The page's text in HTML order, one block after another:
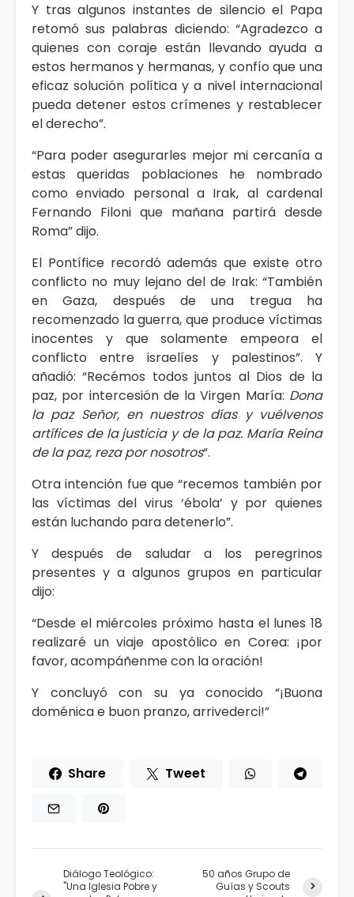
Y tras algunos instantes de silencio el Papa
retomó sus palabras diciendo: “Agradezco a
quienes con coraje están llevando ayuda a
estos hermanos y hermanas, y confío que una
eficaz solución política y a nivel internacional
pueda detener estos crímenes y restablecer
el derecho”.
“Para poder asegurarles mejor mi cercanía a
estas queridas poblaciones he nombrado
como enviado personal a Irak, al cardenal
Fernando Filoni que mañana partirá desde
Roma” dijo.
El Pontífice recordó además que existe otro
conflicto no muy lejano del de Irak: “También
en Gaza, después de una tregua ha
recomenzado la guerra, que produce víctimas
inocentes y que solamente empeora el
conflicto entre israelíes y palestinos”. Y
añadió: “Recémos todos juntos al Dios de la
paz, por intercesión de la Virgen María: Dona
la paz Señor, en nuestros días y vuélvenos
artífices de la justicia y de la paz. María Reina
de la paz, reza por nosotros“.
Otra intención fue que “recemos también por
las víctimas del virus ‘ébola’ y por quienes
están luchando para detenerlo”.
Y después de saludar a los peregrinos
presentes y a algunos grupos en particular
dijo:
“Desde el miércoles próximo hasta el lunes 18
realizaré un viaje apostólico en Corea: ¡por
favor, acompáñenme con la oración!
Y concluyó con su ya conocido “¡Buona
doménica e buon pranzo, arrivederci!”
Share Tweet
Diálogo Teológico:
"Una Iglesia Pobre y
50 años Grupo de
Guías y Scouts